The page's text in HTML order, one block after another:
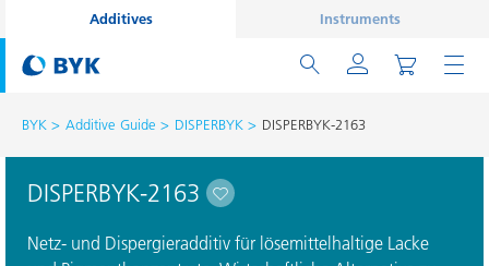
Additives Instruments
BYK Additive Guide DISPERBYK DISPERBYK-2163
DISPERBYK-2163
Netz- und Dispergieradditiv für lösemittelhaltige Lacke